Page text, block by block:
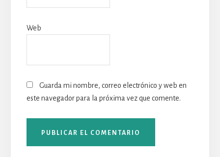
Web
Guarda mi nombre, correo electrónico y web en
este navegador para la próxima vez que comente.